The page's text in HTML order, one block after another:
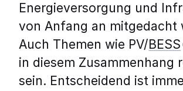
Energieversorgung und
von Anfang an mitgedacht
Auch Themen wie PV/BESS
in diesem Zusammenhang
sein. Entscheidend ist